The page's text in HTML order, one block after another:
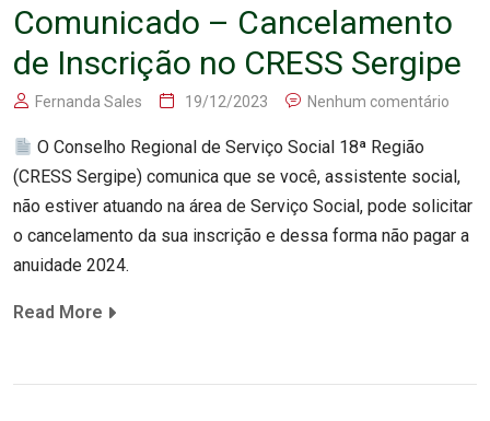
Comunicado – Cancelamento
de Inscrição no CRESS Sergipe
Fernanda Sales 19/12/2023 Nenhum comentário
O Conselho Regional de Serviço Social 18ª Região
(CRESS Sergipe) comunica que se você, assistente social,
não estiver atuando na área de Serviço Social, pode solicitar
o cancelamento da sua inscrição e dessa forma não pagar a
anuidade 2024.
Read More